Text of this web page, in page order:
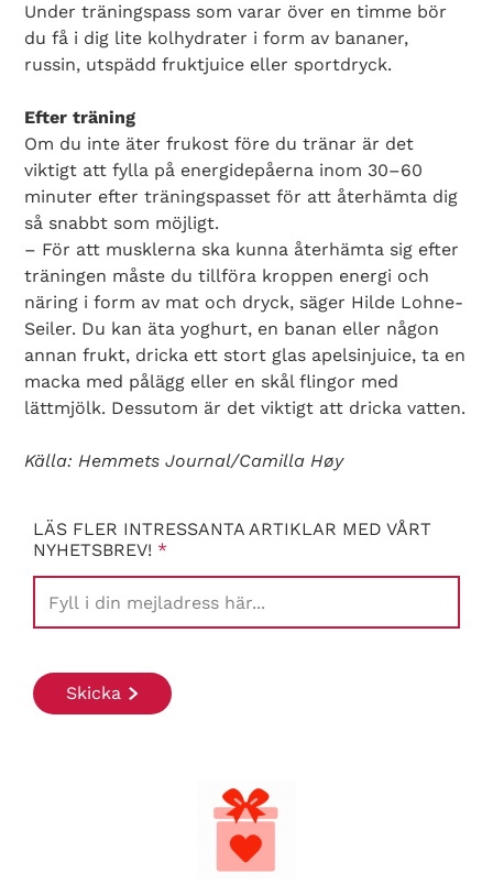
Under träningspass som varar över en timme bör
du få i dig lite kolhydrater i form av bananer,
russin, utspädd fruktjuice eller sportdryck.
Efter träning
Om du inte äter frukost före du tränar är det
viktigt att fylla på energidepåerna inom 30–60
minuter efter träningspasset för att återhämta dig
så snabbt som möjligt.
– För att musklerna ska kunna återhämta sig efter
träningen måste du tillföra kroppen energi och
näring i form av mat och dryck, säger Hilde Lohne-
Seiler. Du kan äta yoghurt, en banan eller någon
annan frukt, dricka ett stort glas apelsinjuice, ta en
macka med pålägg eller en skål flingor med
lättmjölk. Dessutom är det viktigt att dricka vatten.
Källa: Hemmets Journal/Camilla Høy
LÄS FLER INTRESSANTA ARTIKLAR MED VÅRT
NYHETSBREV! *